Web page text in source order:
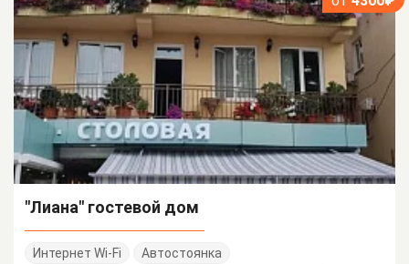
"Лиана" гостевой дом
Интернет Wi-Fi
Автостоянка